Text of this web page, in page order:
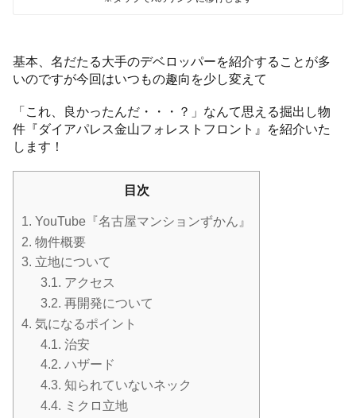
基本、名だたる大手のデベロッパーを紹介することが多
いのですが今回はいつもの趣向を少し変えて
「これ、良かったんだ・・・？」なんて思える掘出し物
件『ダイアパレス金山フォレストフロント』を紹介いた
します！
目次
1. YouTube『名古屋マンションずかん』
2. 物件概要
3. 立地について
3.1. アクセス
3.2. 再開発について
4. 気になるポイント
4.1. 治安
4.2. ハザード
4.3. 知られていないネック
4.4. ミクロ立地